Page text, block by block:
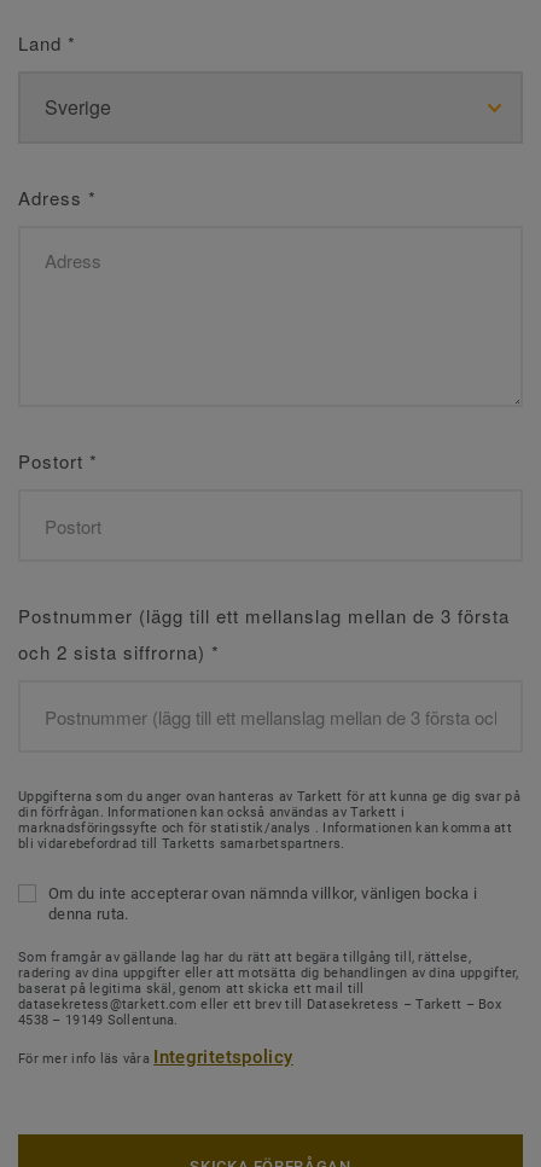
Land *
Adress *
Postort *
Postnummer (lägg till ett mellanslag mellan de 3 första
och 2 sista siffrorna) *
Uppgifterna som du anger ovan hanteras av Tarkett för att kunna ge dig svar på
din förfrågan. Informationen kan också användas av Tarkett i
marknadsföringssyfte och för statistik/analys . Informationen kan komma att
bli vidarebefordrad till Tarketts samarbetspartners.
Om du inte accepterar ovan nämnda villkor, vänligen bocka i
denna ruta.
Som framgår av gällande lag har du rätt att begära tillgång till, rättelse,
radering av dina uppgifter eller att motsätta dig behandlingen av dina uppgifter,
baserat på legitima skäl, genom att skicka ett mail till
datasekretess@tarkett.com eller ett brev till Datasekretess – Tarkett – Box
4538 – 19149 Sollentuna.
För mer info läs våra Integritetspolicy